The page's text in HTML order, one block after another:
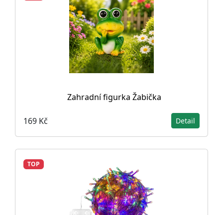
Zahradní figurka Žabička
169 Kč Detail
TOP